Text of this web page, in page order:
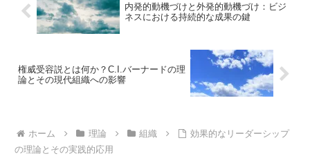
内発的動機づけと外発的動機づけ：ビジ
ネスにおける持続的な成果の鍵
権威受容説とは何か？C.I.バーナードの理
論とその現代組織への影響
ホーム 理論 組織
効果的なリーダーシップ
の理論とその実践的応用